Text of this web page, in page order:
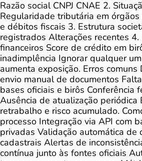
Razão social CNPJ CNAE 2.
Regularidade tributária em órgãos
e débitos fiscais 3. Estrutura
registrados Alterações recentes 4.
financeiros Score de crédito em
inadimplência Ignorar qualquer
aumenta exposição. Erros comuns
envio manual de documentos
bases oficiais e birôs Conferência
Ausência de atualização periódica
retrabalho e risco acumulado.
processo Integração via API com
privadas Validação automática de
cadastrais Alertas de
contínua junto às fontes oficiais